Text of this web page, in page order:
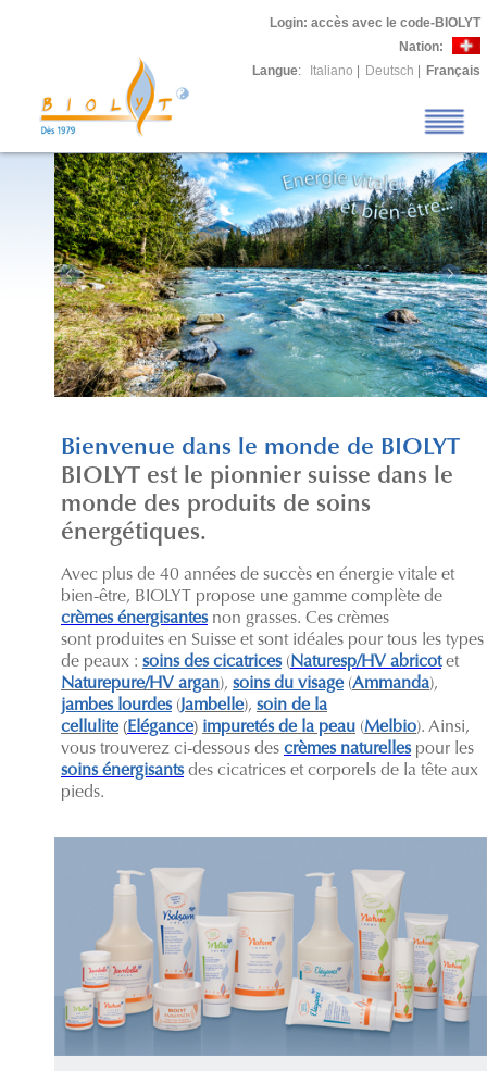
Login: accès avec le code-BIOLYT
Nation:
Langue: Italiano Deutsch Français
Bienvenue dans le monde de BIOLYT
BIOLYT est le pionnier suisse dans le
monde des produits de soins
énergétiques.
Avec plus de 40 années de succès en énergie vitale et
bien-être, BIOLYT propose une gamme complète de
crèmes énergisantesnon grasses. Ces crèmes
sont produites en Suisse et sont idéales pour tous les types
de peaux : soins des cicatrices(Naturesp/HV abricotet
Naturepure/HV argan), soins du visage(Ammanda),
jambes lourdes(Jambelle), soin de la
cellulite(Elégance) impuretés de la peau (Melbio). Ainsi,
vous trouverez ci-dessous des crèmes naturelles pour les
soins énergisantsdes cicatrices et corporels de la tête aux
pieds.